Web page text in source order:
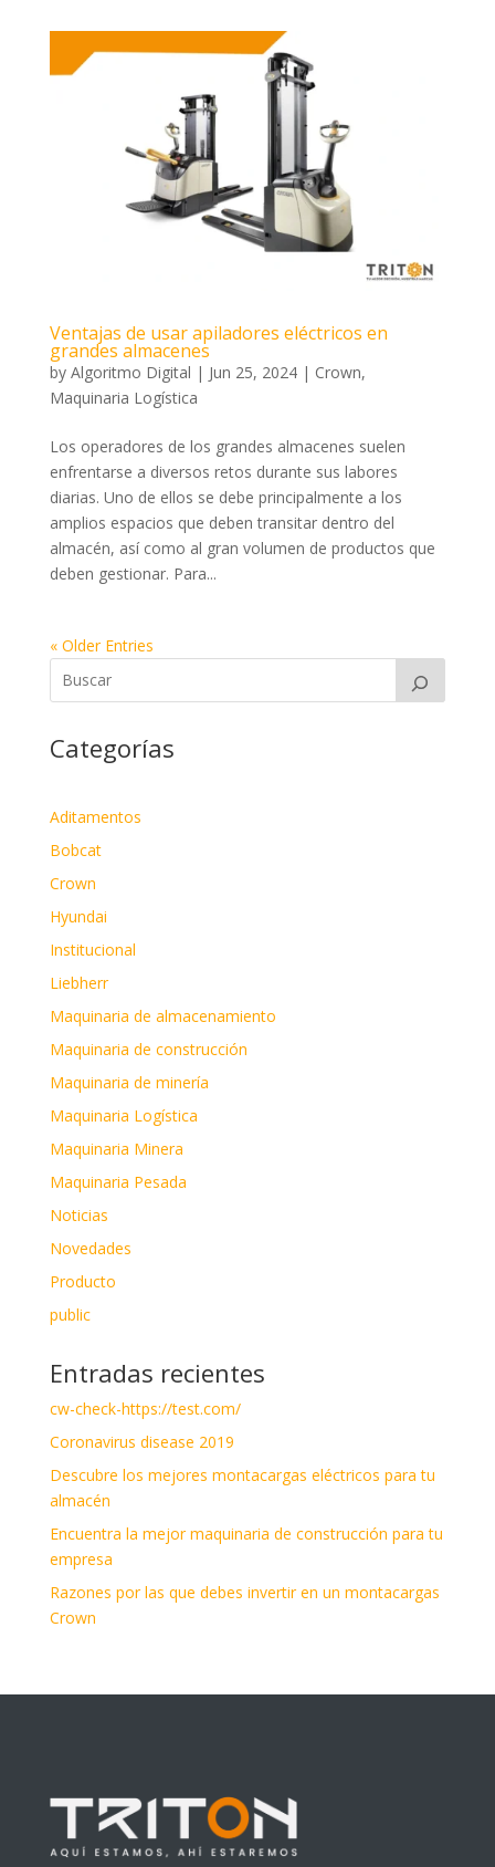
Ventajas de usar apiladores eléctricos en
grandes almacenes
by Algoritmo Digital | Jun 25, 2024| Crown,
Maquinaria Logística
Los operadores de los grandes almacenes suelen
enfrentarse a diversos retos durante sus labores
diarias. Uno de ellos se debe principalmente a los
amplios espacios que deben transitar dentro del
almacén, así como al gran volumen de productos que
deben gestionar. Para...
« Older Entries
Categorías
Aditamentos
Bobcat
Crown
Hyundai
Institucional
Liebherr
Maquinaria de almacenamiento
Maquinaria de construcción
Maquinaria de minería
Maquinaria Logística
Maquinaria Minera
Maquinaria Pesada
Noticias
Novedades
Producto
public
Entradas recientes
cw-check-https://test.com/
Coronavirus disease 2019
Descubre los mejores montacargas eléctricos para tu
almacén
Encuentra la mejor maquinaria de construcción para tu
empresa
Razones por las que debes invertir en un montacargas
Crown